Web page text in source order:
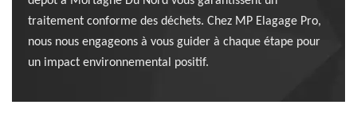
traitement conforme des déchets. Chez MP Elagage Pro,
nous nous engageons à vous guider à chaque étape pour
un impact environnemental positif.